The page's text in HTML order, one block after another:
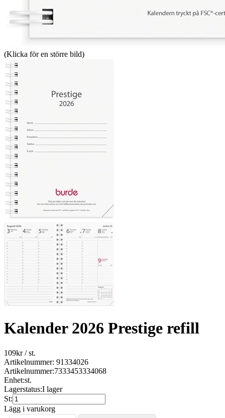
(Klicka för en större bild)
Kalender 2026 Prestige refill
109kr/ st.
Artikelnummer: 91334026
Artikelnummer:7333453334068
Enhet:st.
Lagerstatus:I lager
St:
Lägg i varukorg